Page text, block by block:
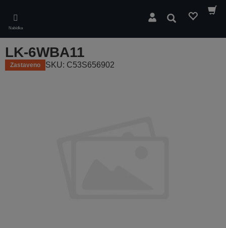
main
content
Nabídka
Hledat
LK-6WBA11
Zastaveno SKU: C53S656902